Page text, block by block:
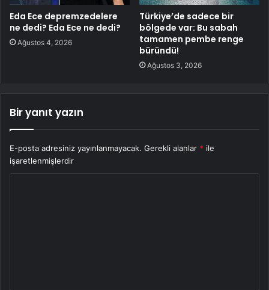
Eda Ece depremzedelere
ne dedi? Eda Ece ne dedi?
Ağustos 4, 2026
Türkiye’de sadece bir
bölgede var: Bu sabah
tamamen pembe renge
büründü!
Ağustos 3, 2026
Bir yanıt yazın
E-posta adresiniz yayınlanmayacak. Gerekli alanlar * ile
işaretlenmişlerdir